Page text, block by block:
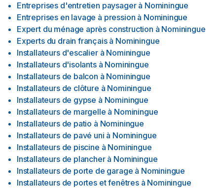
Entreprises d'entretien paysager à Nominingue
Entreprises en lavage à pression à Nominingue
Expert du ménage après construction à Nominingue
Experts du drain français à Nominingue
Installateurs d'escalier à Nominingue
Installateurs d'isolants à Nominingue
Installateurs de balcon à Nominingue
Installateurs de clôture à Nominingue
Installateurs de gypse à Nominingue
Installateurs de margelle à Nominingue
Installateurs de patio à Nominingue
Installateurs de pavé uni à Nominingue
Installateurs de piscine à Nominingue
Installateurs de plancher à Nominingue
Installateurs de porte de garage à Nominingue
Installateurs de portes et fenêtres à Nominingue